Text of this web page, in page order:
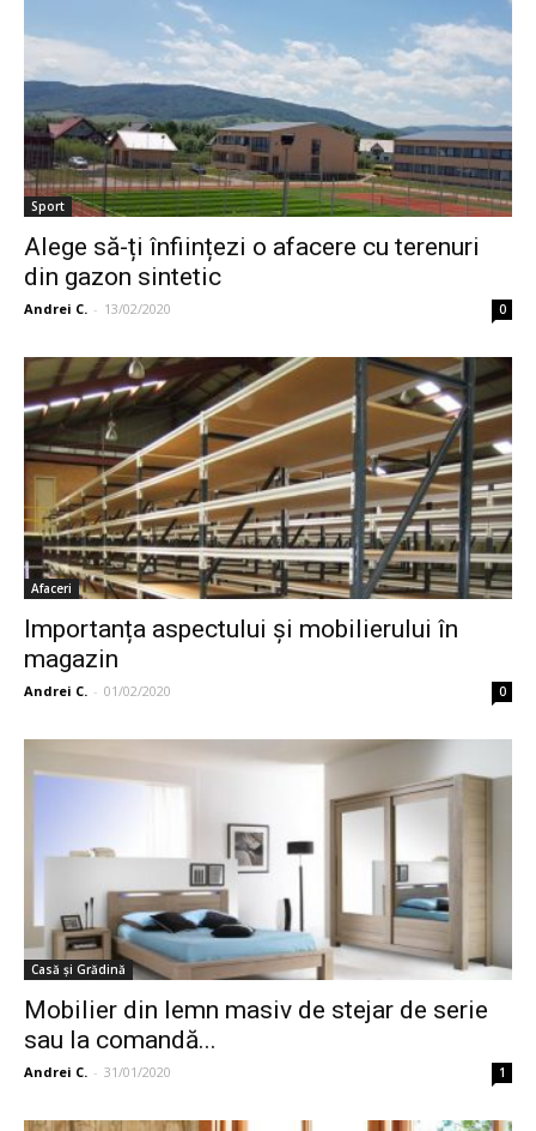
Sport
Alege să-ți înființezi o afacere cu terenuri
din gazon sintetic
Andrei C. - 13/02/2020 0
Afaceri
Importanța aspectului și mobilierului în
magazin
Andrei C. - 01/02/2020 0
Casă și Grădină
Mobilier din lemn masiv de stejar de serie
sau la comandă...
Andrei C. - 31/01/2020 1